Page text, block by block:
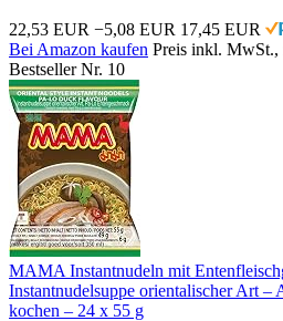
22,53 EUR −5,08 EUR 17,45 EUR
Bei Amazon kaufen Preis inkl. MwSt.,
Bestseller Nr. 10
MAMA Instantnudeln mit
Instantnudelsuppe orientalischer Art –
kochen – 24 x 55 g